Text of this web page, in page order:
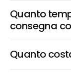
Quanto
consegna
Quanto